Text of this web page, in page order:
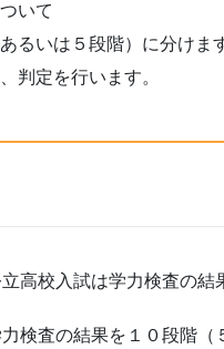
いて
るいは５段階）に分けま
判定を行います。
高校入試は学力検査の結
検査の結果を１０段階（